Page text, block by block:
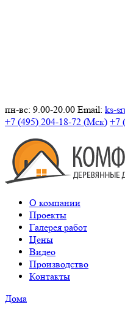
пн-вс: 9.00-20.00 Email: ks-
+7 (495) 204-18-72 (Мск) +7
О компании
Проекты
Галерея работ
Цены
Видео
Производство
Контакты
Дома